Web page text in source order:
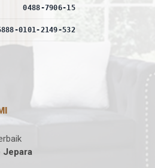
0488-7906-15
0101-2149-532
Jepara